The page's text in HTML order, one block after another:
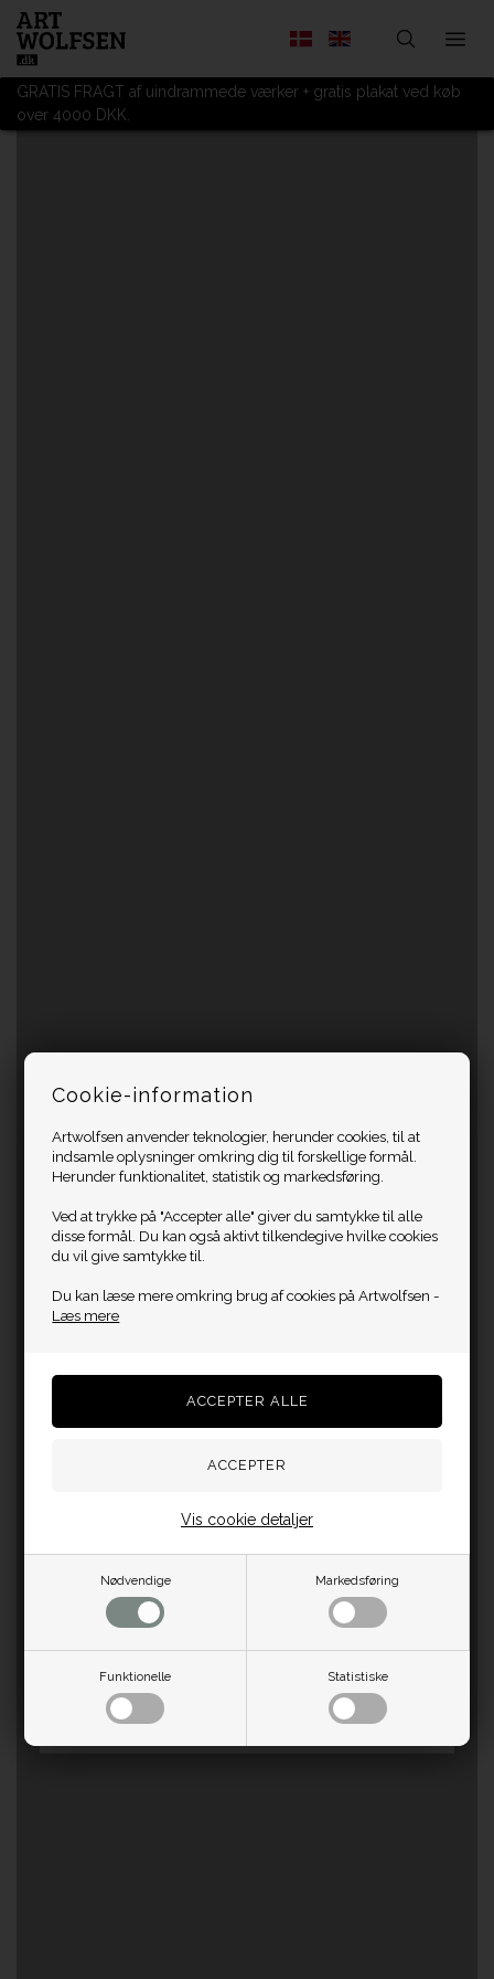
Cookie-information
Artwolfsen anvender teknologier, herunder cookies, til at
indsamle oplysninger omkring dig til forskellige formål.
Herunder funktionalitet, statistik og markedsføring.
Ved at trykke på "Accepter alle" giver du samtykke til alle
disse formål. Du kan også aktivt tilkendegive hvilke cookies
du vil give samtykke til.
Du kan læse mere omkring brug af cookies på Artwolfsen -
Læs mere
Nødvendige Markedsføring
Funktionelle Statistiske
Vis cookie detaljer
GRATIS FRAGT af uindrammede værker + gratis plakat ved køb
over 4000 DKK.